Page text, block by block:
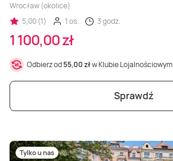
Wrocław (okolice)
5,00 (1)
1 os. 3 godz.
1 100,00 zł
Odbierz od55,00 złw Klubie Lojalnościowym
Sprawdź
Tylko u nas